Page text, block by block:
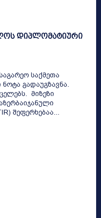
დიპლომატიური
საქმეთა
გადაუგზავნა.
მიზეზი
შეფერხებაა...